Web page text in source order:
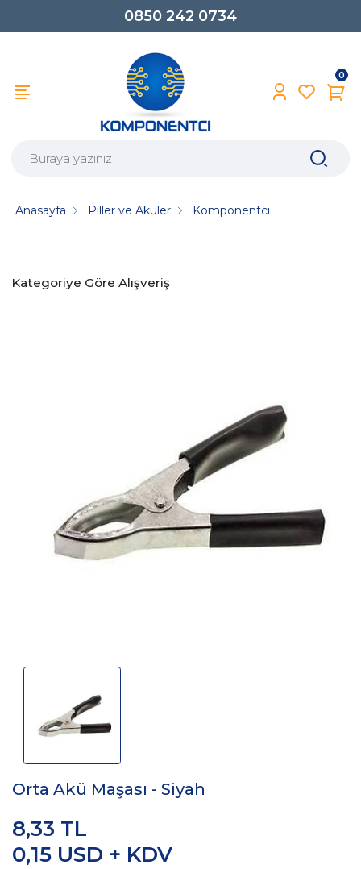
0850 242 0734
0
Anasayfa Piller ve Aküler Komponentci
Kategoriye Göre Alışveriş
Orta Akü Maşası - Siyah
0,15 USD + KDV
8,33 TL